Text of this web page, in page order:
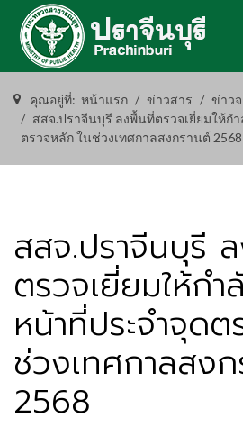
คุณอยู่ที่: หน้าแรก ข่าวสาร ข่าวจ
สสจ.ปราจีนบุรี ลงพื้นที่ตรวจเยี่ยมให้ก
ตรวจหลัก ในช่วงเทศกาลสงกรานต์ 2568
สสจ.ปราจีนบุรี
ตรวจเยี่ยมให้กำ
หน้าที่ประจำจุด
ช่วงเทศกาลสง
2568